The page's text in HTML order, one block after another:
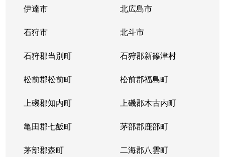
伊達市 北広島市
石狩市 北斗市
石狩郡当別町 石狩郡新篠津村
松前郡松前町 松前郡福島町
上磯郡知内町 上磯郡木古内町
亀田郡七飯町 茅部郡鹿部町
茅部郡森町 二海郡八雲町